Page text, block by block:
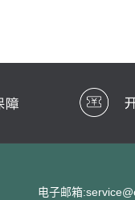
电子邮箱